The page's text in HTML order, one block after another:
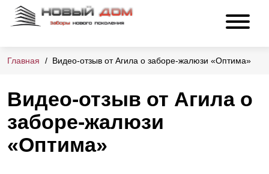
Главная Видео-отзыв от Агила о заборе-жалюзи «Оптима»
Видео-отзыв от Агила о
заборе-жалюзи
«Оптима»